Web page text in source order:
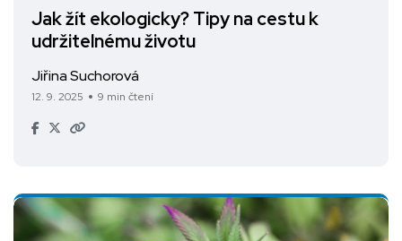
Jak žít ekologicky? Tipy na cestu k
udržitelnému životu
Jiřina Suchorová
12. 9. 2025 9 min čtení